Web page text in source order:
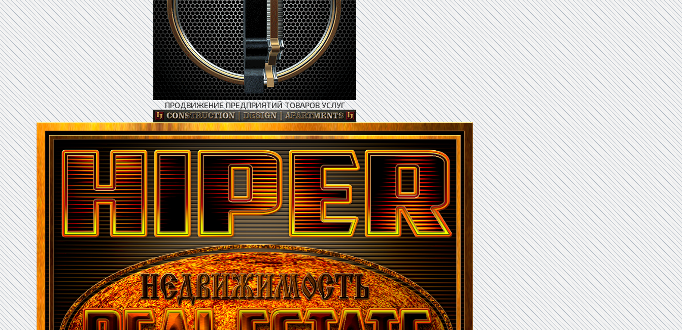
ПРОДВИЖЕНИЕ ПРЕДПРИЯТИЙ ТОВАРОВ УСЛУГ